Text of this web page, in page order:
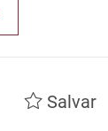
Salvar